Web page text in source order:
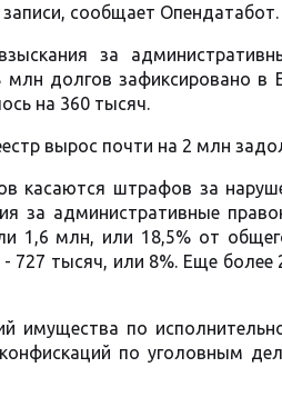
сообщает Опендатабот.
за
млн долгов зафиксировано
на 360 тысяч.
вырос почти на 2 млн
касаются штрафов за
за административные
1,6 млн, или 18,5% от
тысяч, или 8%. Еще более
имущества по
по уголовным